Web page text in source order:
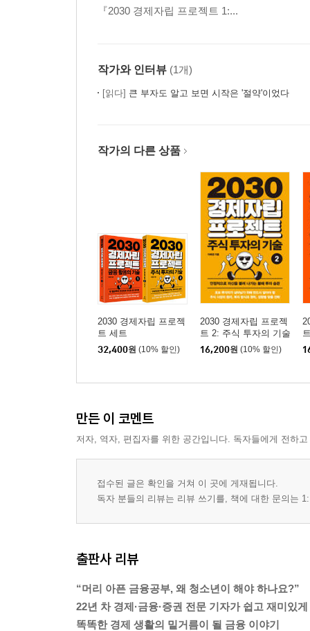
『2030 경제자립 프로젝트 1:...
작가와 인터뷰 (1개)
[읽다] 큰 부자도 알고 보면 시작은 '절약'이었다
작가의 다른 상품
2030 경제자립 프로젝
트 세트
32,400원 (10% 할인)
2030 경제자립 프로젝
트 2: 주식 투자의 기술
16,200원 (10% 할인)
만든 이 코멘트
저자, 역자, 편집자를 위한 공간입니다. 독자들에게 전하
접수된 글은 확인을 거쳐 이 곳에 게재됩니다.
독자 분들의 리뷰는 리뷰 쓰기를, 책에 대한 문의는
출판사 리뷰
“머리 아픈 금융공부, 왜 청소년이 해야 하나요?”
22년 차 경제·금융·증권 전문 기자가 쉽고 재미있
똑똑한 경제 생활의 밑거름이 될 금융 이야기